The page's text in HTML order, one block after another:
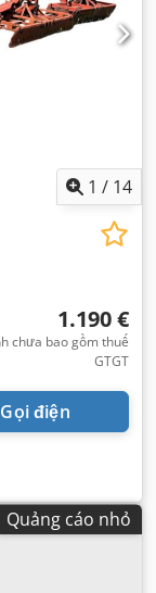
1 / 14
1.190 €
chưa bao gồm thuế
GTGT
Gọi điện
Quảng cáo nhỏ